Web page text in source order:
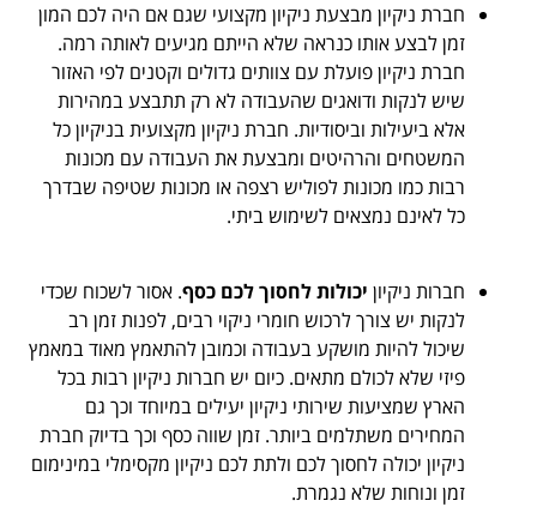
מבצעת ניקיון מקצועי שגם אם היה לכם המון
אותו כנראה שלא הייתם מגיעים לאותה רמה.
פועלת עם צוותים גדולים וקטנים לפי האזור
ודואגים שהעבודה לא רק תתבצע במהירות
וביסודיות. חברת ניקיון מקצועית בניקיון כל
והרהיטים ומבצעת את העבודה עם מכונות
מכונות לפוליש רצפה או מכונות שטיפה שבדרך
נמצאים לשימוש ביתי.
יכולות לחסוך לכם כסף. אסור לשכוח שכדי
לרכוש חומרי ניקוי רבים, לפנות זמן רב
מושקע בעבודה וכמובן להתאמץ מאוד במאמץ
מתאים. כיום יש חברות ניקיון רבות בכל
שירותי ניקיון יעילים במיוחד וכך גם
ביותר. זמן שווה כסף וכך בדיוק חברת
לחסוך לכם ולתת לכם ניקיון מקסימלי במינימום
שלא נגמרת.